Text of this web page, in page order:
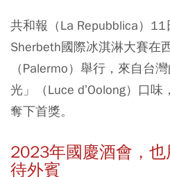
共和報（La Repubblica）
Sherbeth國際冰淇淋大賽在
（Palermo）舉行，來自台
光」（Luce d’Oolong）口
奪下首獎。
2023年國慶酒會，
待外賓